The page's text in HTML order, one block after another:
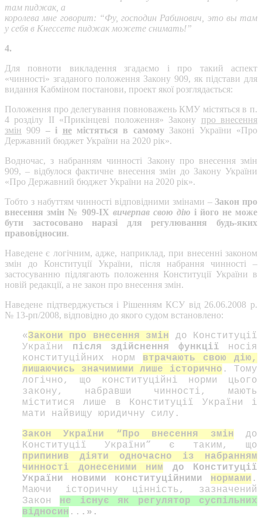
там пиджак, а
королева мне говорит: “Фу, господин Рабинович, это вы там
у себя в Кнессете пиджак можете снимать!”
4.
Для повноти викладення згадаємо і про такий аспект
«чинності» згаданого положення Закону 909, як підстави для
видання Кабміном постанови, проект якої розглядається:
Положення про делегування повноважень КМУ містяться в п.
4 розділу ІІ «Прикінцеві положення» Закону про внесення
змін 909 – і немістяться в самому Законі України «Про
Державний бюджет України на 2020 рік».
Водночас, з набранням чинності Закону про внесення змін
909, – відбулося фактичне внесення змін до Закону України
«Про Державний бюджет України на 2020 рік».
Тобто з набуттям чинності відповідними змінами – Закон про
внесення змін № 909-ІХ вичерпав свою дію і його не може
бути застосовано наразі для регулювання будь-яких
правовідносин.
Наведене є логічним, адже, наприклад, при внесенні законом
змін до Конституції України, після набрання чинності –
застосуванню підлягають положення Конституції України в
новій редакції, а не закон про внесення змін.
Наведене підтверджується і Рішенням КСУ від 26.06.2008 р.
№ 13-рп/2008, відповідно до якого судом встановлено:
«Закони про внесення змін до Конституції
України після здійснення функції носія
конституційних норм втрачають свою дію,
лишаючись значимими лише історично . Тому
логічно, що конституційні норми цього
закону, набравши чинності, мають
міститися лише в Конституції України і
мати найвищу юридичну силу.
Закон України “Про внесення змін до
Конституції України” є таким, що
припинив діяти одночасно із набранням
чинності донесеними ним до Конституції
України новими конституційними нормами .
Маючи історичну цінність, зазначений
Закон не існує як регулятор суспільних
відносин .. .».